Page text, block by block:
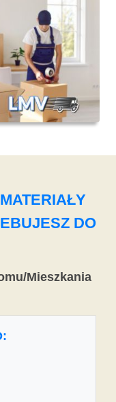
DO
Mieszkania